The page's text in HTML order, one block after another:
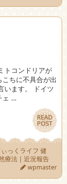
トコンドリアが
ちに不具合が出
います。 ドイツ
ェ …
READ
POST
READ
POST
っくライフ 健
療法 | 近況報告
wpmaster